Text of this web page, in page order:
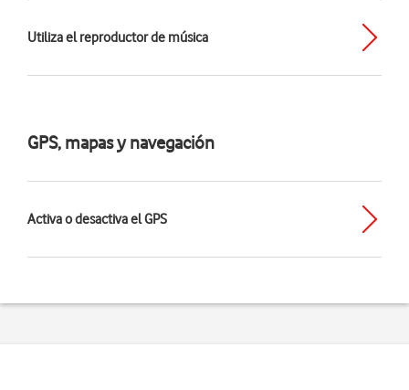
Utiliza el reproductor de música
GPS, mapas y navegación
Activa o desactiva el GPS